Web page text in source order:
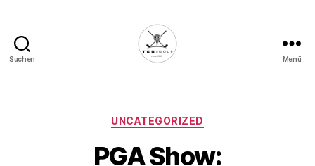
Suchen
Deine
Plattform
für
Menü
Kategorien
UNCATEGORIZED
PGA Show: